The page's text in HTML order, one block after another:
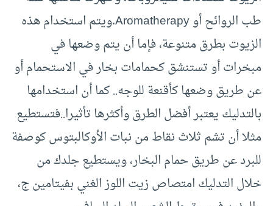
طب الروائح أو Aromatherapy.ويتم استخدام هذه
الزيوت بطرق متنوعة، فإما أن يتم وضعها في
مبخرات أو تستنشق كحمامات بخار في الاستحمام أو
عن طريق وضعها كأقنعة للوجه.. كما أن استخدامها
بالتدليك يعتبر أفضل الطرق وأكثرها تأثيرا..فتستطيع
مثلا أن تشم ثلاث نقاط من نبات الأوكالبتوس كوصفة
للبرد عن طريق حمام البخار، ويستطيع جلدك من
خلال التدليك امتصاص زيت اللوز الغني بفيتامين ج،